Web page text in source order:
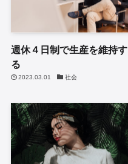
週休４日制で生産を維持す
る
2023.03.01 社会